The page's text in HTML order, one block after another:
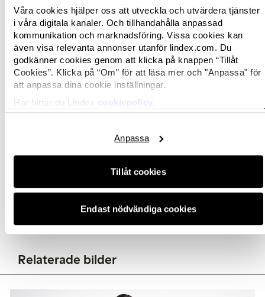
Våra cookies hjälper oss att utveckla och utvärdera tjänster
i våra digitala kanaler. Och tillhandahålla anpassad
kommunikation och marknadsföring. Vissa cookies kan
även visa relevanta annonser utanför lindex.com. Du
godkänner cookies genom att klicka på knappen “Tillåt
Cookies”. Klicka på “Om” för att läsa mer och "Anpassa" för
att anpassa dina cookie inställningar.
Här hittar du Lindex cookiepolicy.
Tillåt cookies
Anpassa
Endast nödvändiga cookies
För mer information, kontakta;
Miriam Tjernström
Press Relations Manager, Lindex
Phone: 46 (0)31 739 50 60
E-mail: [email protected]
Relaterade dokument
Relaterade bilder